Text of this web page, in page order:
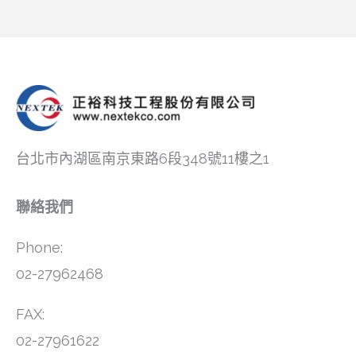
台北市內湖區南京東路6段348號11樓之1
聯絡我們
Phone:
02-27962468
FAX:
02-27961622